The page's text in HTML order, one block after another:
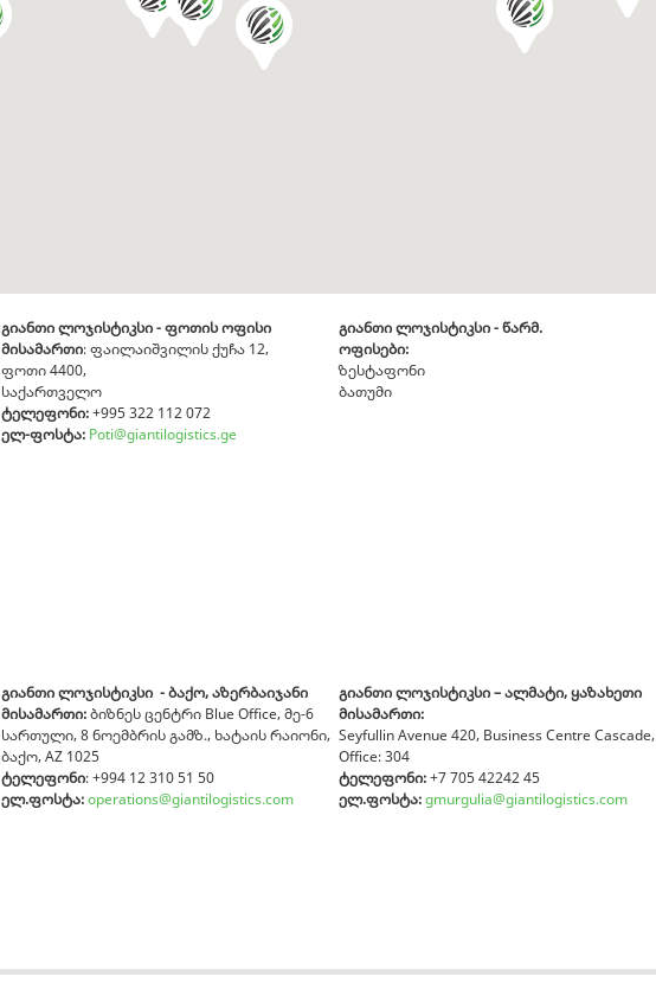
გიანთი ლოჯისტიკსი - ფოთის ოფისი
მისამართი: ფაილაიშვილის ქუჩა 12,
ფოთი 4400,
საქართველო
ტელეფონი:+995 322 112 072
ელ-ფოსტა: Poti@giantilogistics.ge
გიანთი ლოჯისტიკსი - წარმ.
ოფისები:
ზესტაფონი
ბათუმი
გიანთი ლოჯისტიკსი - ბაქო, აზერბაიჯანი
მისამართი:ბიზნეს ცენტრი Blue Office, მე-6
სართული, 8 ნოემბრის გამზ., ხატაის რაიონი,
ბაქო, AZ 1025
ტელეფონი: +994 12 310 51 50
ელ.ფოსტა:operations@giantilogistics.com
გიანთი ლოჯისტიკსი– ალმატი, ყაზახეთი
მისამართი:
Seyfullin Avenue 420, Business Centre Cascade,
Office: 304
ტელეფონი:+7 705 42242 45
ელ.ფოსტა:gmurgulia@giantilogistics.com